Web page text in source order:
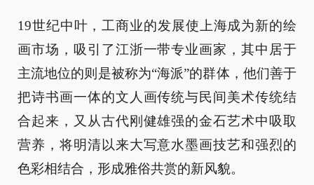
19世纪中叶，工商业的发展使上海成为新的绘
画市场，吸引了江浙一带专业画家，其中居于
主流地位的则是被称为“海派”的群体，他们善于
把诗书画一体的文人画传统与民间美术传统结
合起来，又从古代刚健雄强的金石艺术中吸取
营养，将明清以来大写意水墨画技艺和强烈的
色彩相结合，形成雅俗共赏的新风貌。